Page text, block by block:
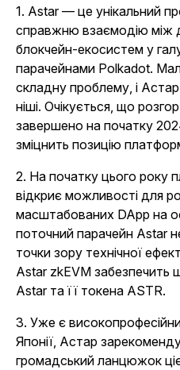
1. Astar — це унікальний
справжню взаємодію між
блокчейн-екосистем у
парачейнами Polkadot.
складну проблему, і
ніші. Очікується, що
завершено на початку
зміцнить позицію
2. На початку цього року
відкриє можливості для
масштабованих DApp на
поточний парачейн Astar
точки зору технічної
Astar zkEVM забезпечить
Astar та її токена ASTR.
3. Уже є
Японії, Астар
громадський ланцюжок